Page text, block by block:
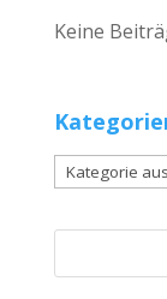
Keine
Kategorien